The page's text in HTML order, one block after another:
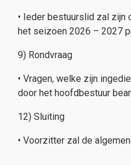
• Ieder bestuurslid zal zijn
het seizoen 2026 – 2027
9) Rondvraag
• Vragen, welke zijn
door het hoofdbestuur
12) Sluiting
• Voorzitter zal de